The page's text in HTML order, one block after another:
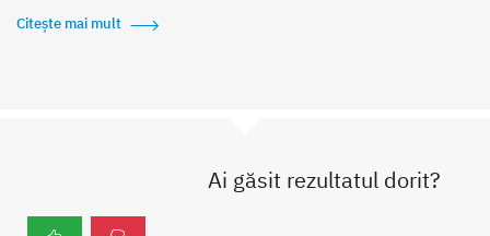
Citește mai mult
Ai găsit rezultatul dorit?